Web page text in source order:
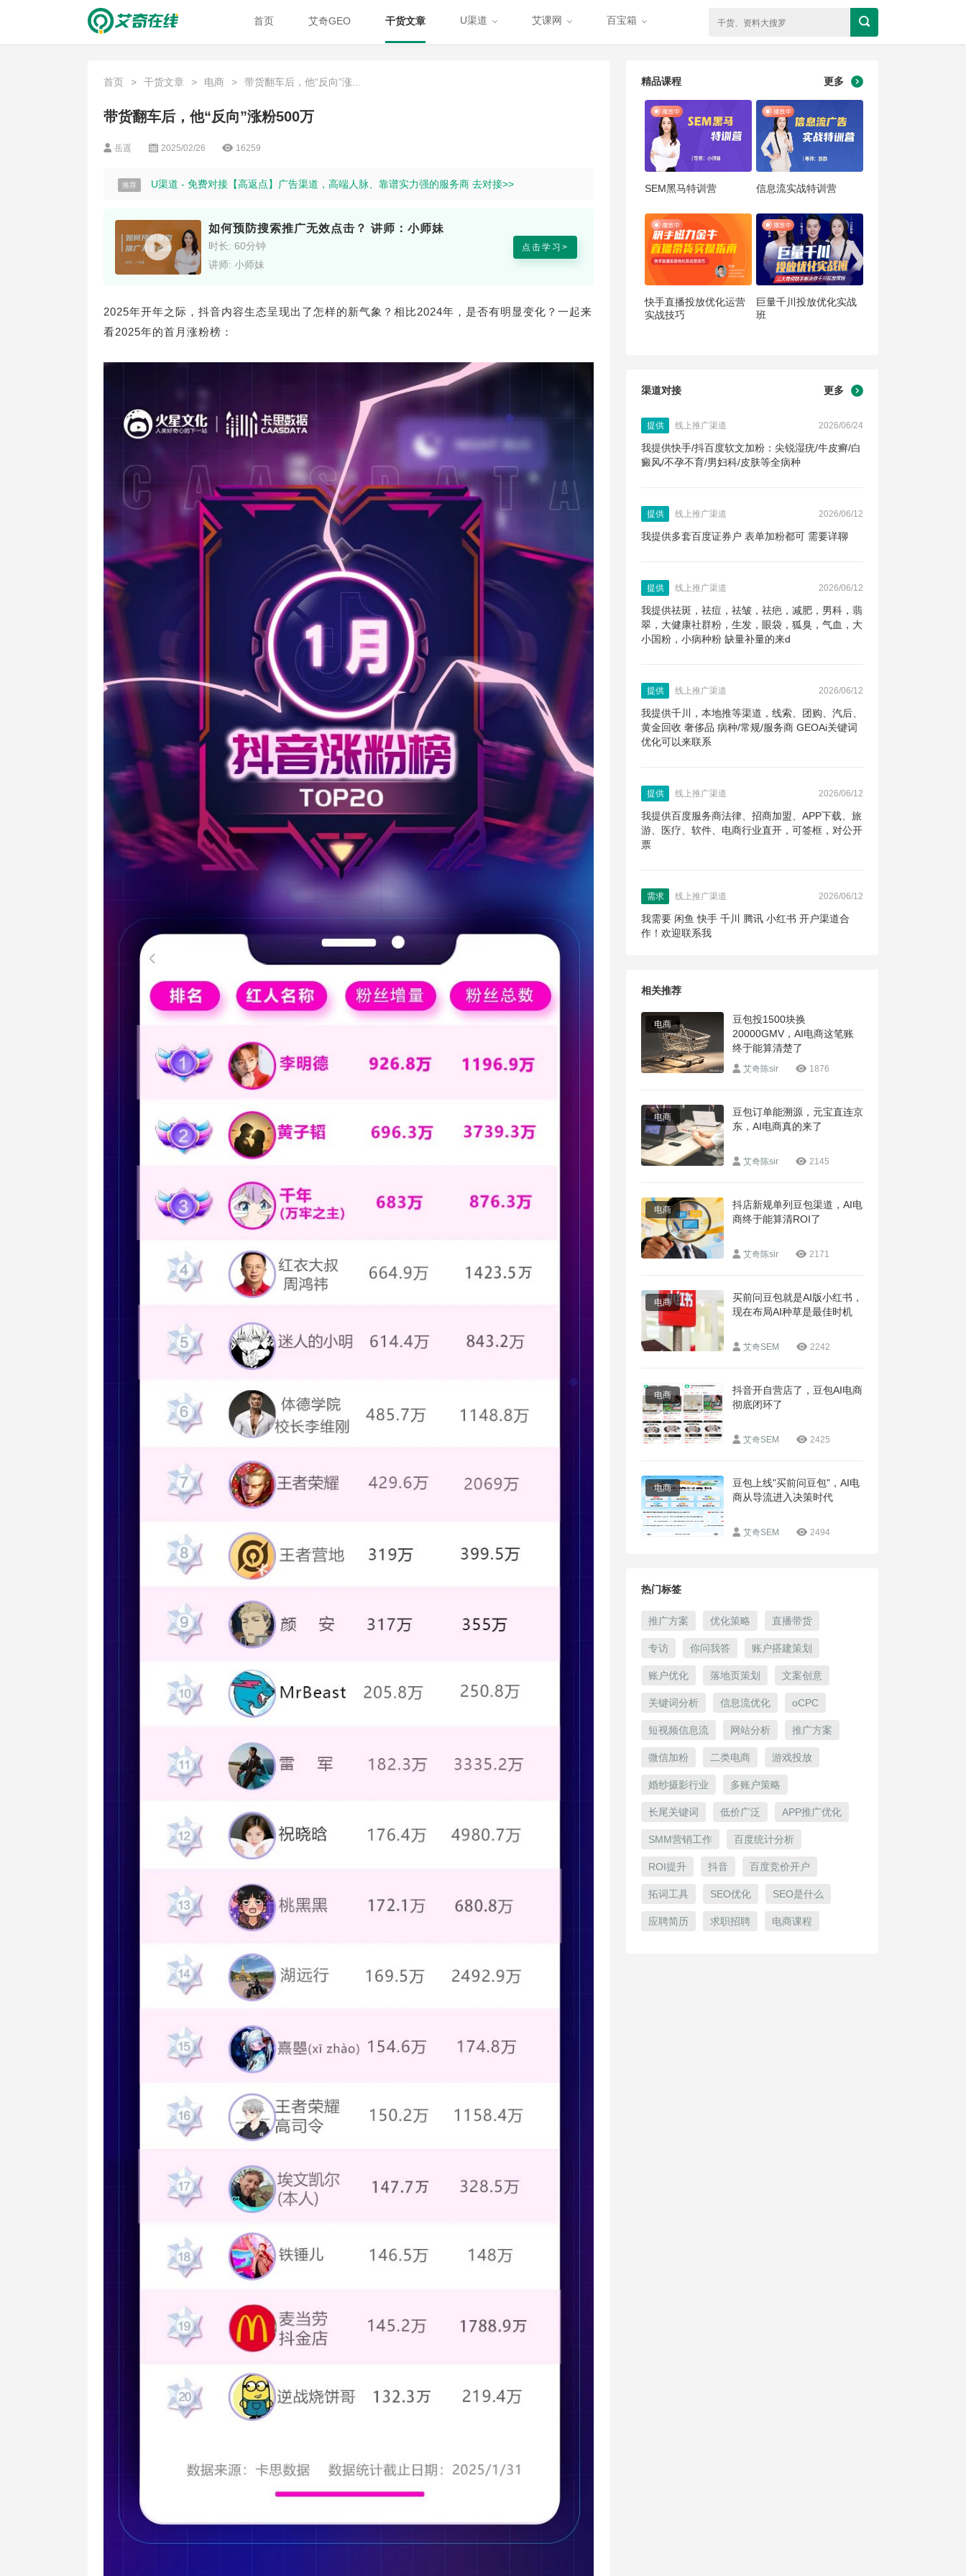
首页 艾奇GEO 干货文章 U渠道 艾课网 百宝箱
首页 > 干货文章 > 电商 > 带货翻车后，他“反向”涨...
带货翻车后，他“反向”涨粉500万
岳遥 2025/02/26 16259
推荐 U渠道 - 免费对接【高返点】广告渠道，高端人脉、靠谱实力强的服务商 去对接>>
如何预防搜索推广无效点击？ 讲师：小师妹
时长: 60分钟
讲师: 小师妹
点击学习>
2025年开年之际，抖音内容生态呈现出了怎样的新气象？相比2024年，是否有明显变化？一起来
看2025年的首月涨粉榜：
精品课程 更多
SEM黑马特训营 信息流实战特训营
快手直播投放优化运营
实战技巧
巨量千川投放优化实战
班
渠道对接 更多
提供 线上推广渠道 2026/06/24
我提供快手/抖百度软文加粉：尖锐湿疣/牛皮癣/白
癜风/不孕不育/男妇科/皮肤等全病种
提供 线上推广渠道 2026/06/12
我提供多套百度证券户 表单加粉都可 需要详聊
提供 线上推广渠道 2026/06/12
我提供祛斑，祛痘，祛皱，祛疤，减肥，男科，翡
翠，大健康社群粉，生发，眼袋，狐臭，气血，大
小国粉，小病种粉 缺量补量的来d
提供 线上推广渠道 2026/06/12
我提供千川，本地推等渠道，线索、团购、汽后、
黄金回收 奢侈品 病种/常规/服务商 GEOAi关键词
优化可以来联系
提供 线上推广渠道 2026/06/12
我提供百度服务商法律、招商加盟、APP下载、旅
游、医疗、软件、电商行业直开，可签框，对公开
票
需求 线上推广渠道 2026/06/12
我需要 闲鱼 快手 千川 腾讯 小红书 开户渠道合
作！欢迎联系我
相关推荐
电商
豆包投1500块换
20000GMV，AI电商这笔账
终于能算清楚了
艾奇陈sir 1876
电商
豆包订单能溯源，元宝直连京
东，AI电商真的来了
艾奇陈sir 2145
电商
抖店新规单列豆包渠道，AI电
商终于能算清ROI了
艾奇陈sir 2171
电商
买前问豆包就是AI版小红书，
现在布局AI种草是最佳时机
艾奇SEM 2242
电商
抖音开自营店了，豆包AI电商
彻底闭环了
艾奇SEM 2425
电商
豆包上线"买前问豆包"，AI电
商从导流进入决策时代
艾奇SEM 2494
热门标签
推广方案 优化策略 直播带货
专访 你问我答 账户搭建策划
账户优化 落地页策划 文案创意
关键词分析 信息流优化 oCPC
短视频信息流 网站分析 推广方案
微信加粉 二类电商 游戏投放
婚纱摄影行业 多账户策略
长尾关键词 低价广泛 APP推广优化
SMM营销工作 百度统计分析
ROI提升 抖音 百度竞价开户
拓词工具 SEO优化 SEO是什么
应聘简历 求职招聘 电商课程